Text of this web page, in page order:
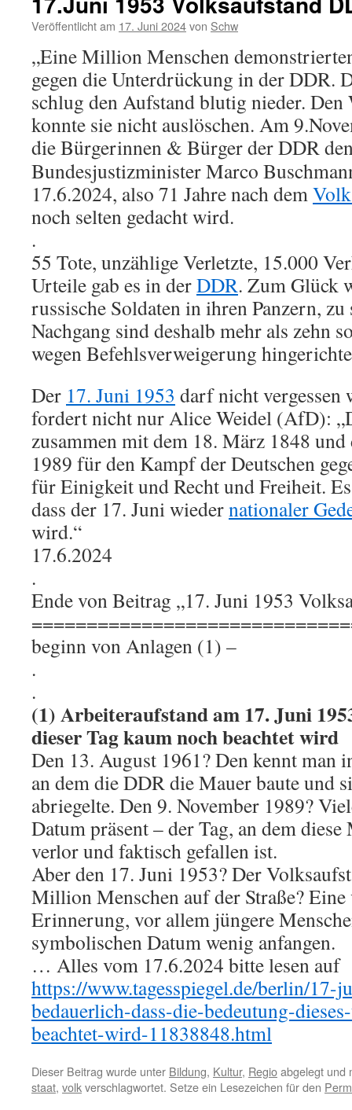
Veröffentlicht am 17. Juni 2024von Schw
„Eine Million Menschen
gegen die Unterdrückung in der DDR.
schlug den Aufstand blutig nieder. Den
konnte sie nicht auslöschen. Am
die Bürgerinnen & Bürger der DDR
Bundesjustizminister Marco
17.6.2024, also 71 Jahre nach dem
noch selten gedacht wird.
.
55 Tote, unzählige Verletzte, 15.000
Urteile gab es in derDDR. Zum Glück
russische Soldaten in ihren Panzern,
Nachgang sind deshalb mehr als zehn
wegen Befehlsverweigerung
Der 17. Juni 1953 darf nicht vergessen
fordert nicht nur Alice Weidel (AfD):
zusammen mit dem 18. März 1848 und
1989 für den Kampf der Deutschen
für Einigkeit und Recht und Freiheit.
dass der 17. Juni wiedernationaler
wird.“
17.6.2024
.
Ende von Beitrag „17. Juni 1953
beginn von Anlagen (1) –
.
.
(1) Arbeiteraufstand am 17. Juni
dieser Tag kaum noch beachtet wird
Den 13. August 1961? Den kennt man
an dem die DDR die Mauer baute und
abriegelte. Den 9. November 1989?
Datum präsent – der Tag, an dem
verlor und faktisch gefallen ist.
Aber den 17. Juni 1953? Der
Million Menschen auf der Straße? Eine
Erinnerung, vor allem jüngere
symbolischen Datum wenig anfangen.
… Alles vom 17.6.2024 bitte lesen auf
https://www.tagesspiegel.de/berlin/17-
bedauerlich-dass-die-bedeutung-
beachtet-wird-11838848.html
Dieser Beitrag wurde unter Bildung, Kultur, Regioabgelegt und
staat, volkverschlagwortet. Setze ein Lesezeichen für den